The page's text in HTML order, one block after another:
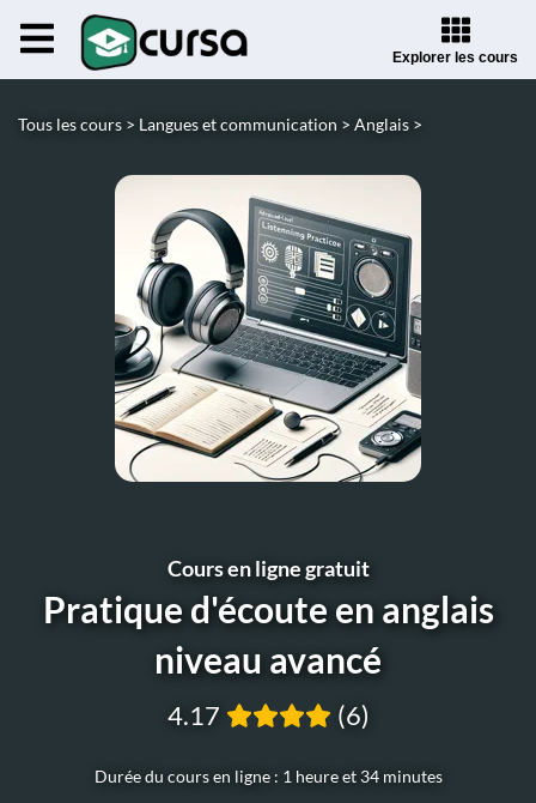
Explorer les cours
Tous les cours > Langues et communication > Anglais >
Cours en ligne gratuit
Pratique d'écoute en anglais
niveau avancé
Durée du cours en ligne : 1 heure et 34 minutes
4.17 (6)